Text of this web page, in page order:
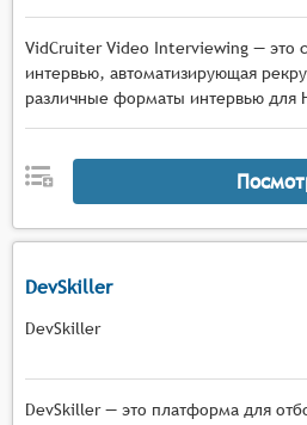
VidCruiter Video Interviewing — это
интервью, автоматизирующая
различные форматы интервью для
DevSkiller
DevSkiller
DevSkiller — это платформа для